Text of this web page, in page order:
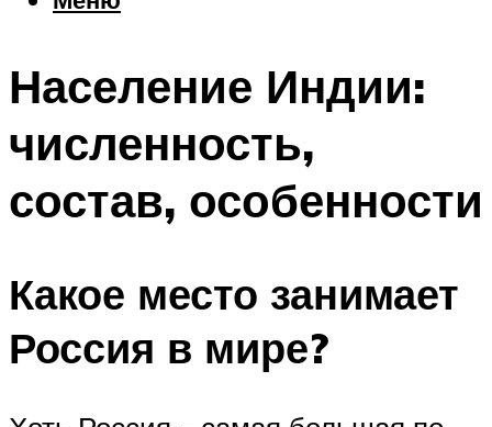
Шоппинг
Меню
Население Индии:
численность,
состав, особенности
Какое место занимает
Россия в мире?